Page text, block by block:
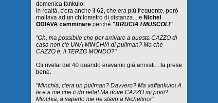
domenica fankulo!
In realtà, c'era anche il 62, che era più frequente, però
mollava ad un chilometro di distanza... e Nichel
ODIAVA camminare perché "BRUCIA I MUSCOLI".
"Oh, ma possibile che per arrivare a questa CAZZO di
casa non c'è UNA MINCHIA di pullman? Ma che
CAZZO è, il TERZO MONDO?"
Gli rivelai del 40 quando eravamo già arrivati... la prese
bene.
"Minchia, c'era un pullman? Davvero? Ma vaffankulo! A
te e a me che ti do retta! Ma dove CAZZO mi porti?
Minchia, a saperlo me ne stavo a Nichelino!"